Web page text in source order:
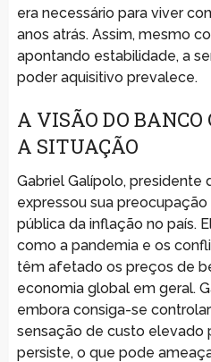
era necessário para viver
anos atrás. Assim, mesmo
apontando estabilidade, a
poder aquisitivo prevalece.
A VISÃO DO BANCO
A SITUAÇÃO
Gabriel Galípolo, presidente
expressou sua
pública da inflação no país.
como a pandemia e os
têm afetado os preços de
economia global em geral.
embora consiga-se
sensação de custo elevado
persiste, o que pode